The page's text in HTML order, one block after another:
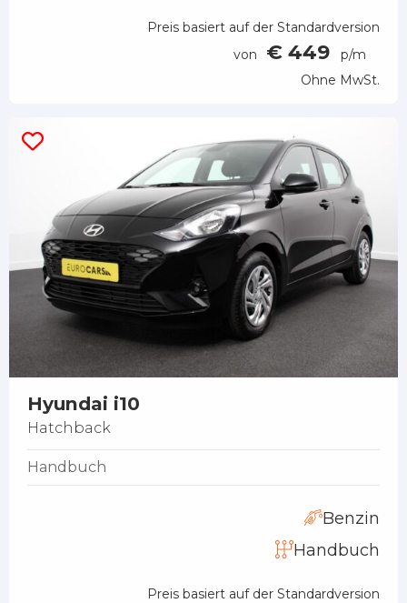
Preis basiert auf der Standardversion
von
€ 449
p/m
Ohne MwSt.
Hyundai i10
Hatchback
Handbuch
Benzin
Handbuch
Preis basiert auf der Standardversion